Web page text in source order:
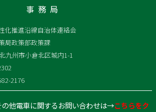
事務局
化推進沿線自治体連絡会
局政策部政策課
九州市小倉北区城内1-1
2176
の他電車に関するお問い合わせは→こちらをク